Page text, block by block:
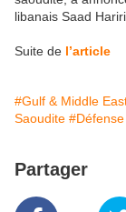
libanais Saad
Suite de l’article
#Gulf & Middle
Saoudite #Défense
Partager